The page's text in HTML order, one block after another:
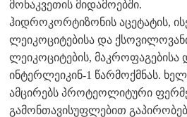
მონაკვეთის მიდამოებში.
ჰიდროკორტიზონის აცეტატის,
ლეიკოციტებისა და
ლეიკოციტების, მაკროფაგებისა
ინტერლეიკინ-1 წარმოქმნას.
ამცირებს პროტეოლიტური
გამონთავისუფლებით